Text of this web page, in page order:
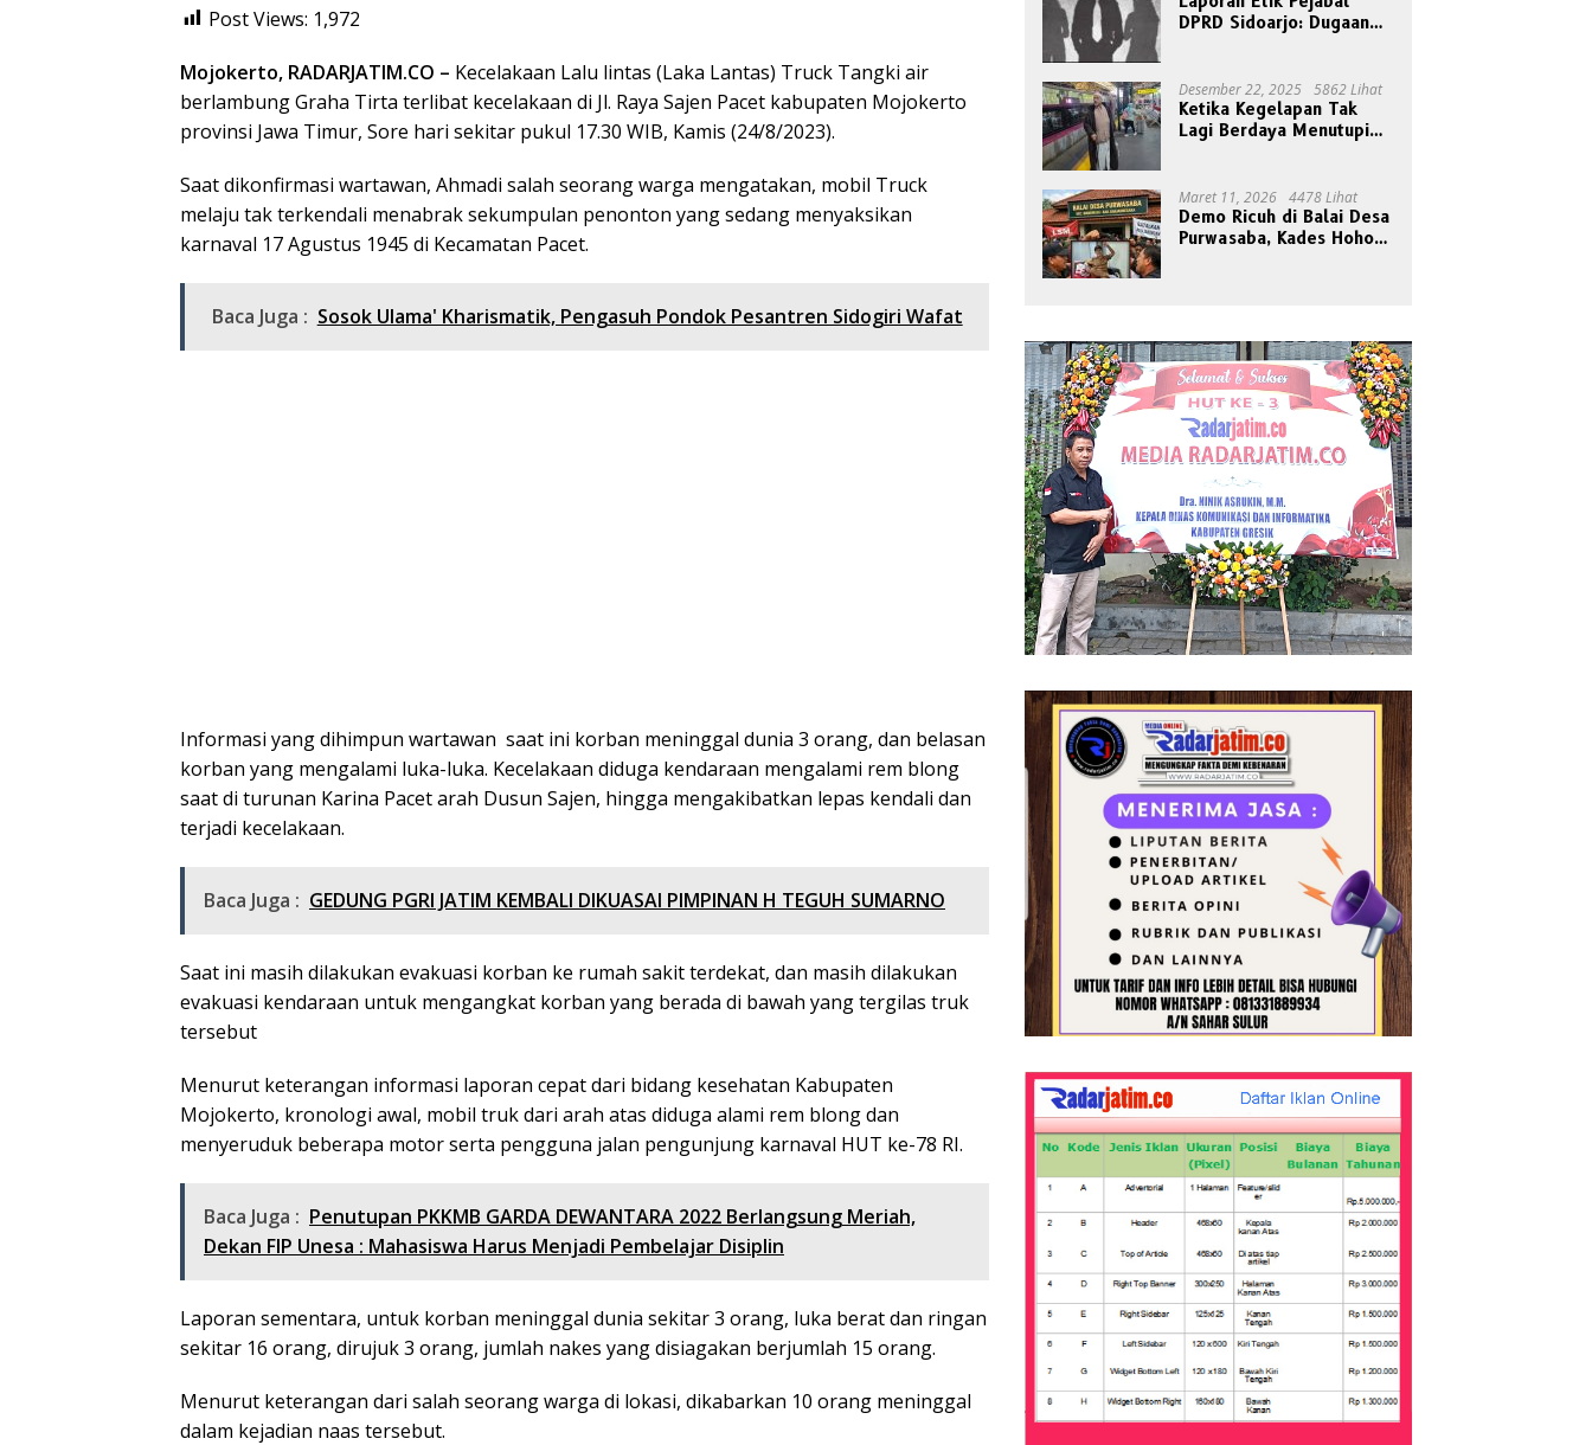
Post Views: 1,972
Mojokerto, RADARJATIM.CO – Kecelakaan Lalu lintas (Laka Lantas) Truck Tangki air
berlambung Graha Tirta terlibat kecelakaan di Jl. Raya Sajen Pacet kabupaten Mojokerto
provinsi Jawa Timur, Sore hari sekitar pukul 17.30 WIB, Kamis (24/8/2023).
Saat dikonfirmasi wartawan, Ahmadi salah seorang warga mengatakan, mobil Truck
melaju tak terkendali menabrak sekumpulan penonton yang sedang menyaksikan
karnaval 17 Agustus 1945 di Kecamatan Pacet.
Baca Juga : Sosok Ulama' Kharismatik, Pengasuh Pondok Pesantren Sidogiri Wafat
Informasi yang dihimpun wartawan saat ini korban meninggal dunia 3 orang, dan belasan
korban yang mengalami luka-luka. Kecelakaan diduga kendaraan mengalami rem blong
saat di turunan Karina Pacet arah Dusun Sajen, hingga mengakibatkan lepas kendali dan
terjadi kecelakaan.
Baca Juga : GEDUNG PGRI JATIM KEMBALI DIKUASAI PIMPINAN H TEGUH SUMARNO
Saat ini masih dilakukan evakuasi korban ke rumah sakit terdekat, dan masih dilakukan
evakuasi kendaraan untuk mengangkat korban yang berada di bawah yang tergilas truk
tersebut
Menurut keterangan informasi laporan cepat dari bidang kesehatan Kabupaten
Mojokerto, kronologi awal, mobil truk dari arah atas diduga alami rem blong dan
menyeruduk beberapa motor serta pengguna jalan pengunjung karnaval HUT ke-78 RI.
Baca Juga : Penutupan PKKMB GARDA DEWANTARA 2022 Berlangsung Meriah,
Dekan FIP Unesa : Mahasiswa Harus Menjadi Pembelajar Disiplin
Laporan sementara, untuk korban meninggal dunia sekitar 3 orang, luka berat dan ringan
sekitar 16 orang, dirujuk 3 orang, jumlah nakes yang disiagakan berjumlah 15 orang.
Menurut keterangan dari salah seorang warga di lokasi, dikabarkan 10 orang meninggal
dalam kejadian naas tersebut.
DPRD Sidoarjo: Dugaan
Desember 22, 2025 5862 Lihat
Ketika Kegelapan Tak
Lagi Berdaya Menutupi
Maret 11, 2026 4478 Lihat
Demo Ricuh di Balai Desa
Purwasaba, Kades Hoho